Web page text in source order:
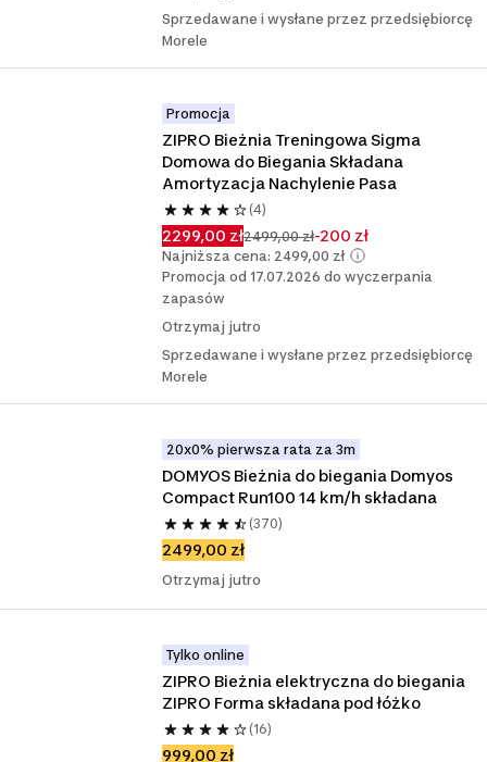
Sprzedawane i wysłane przez przedsiębiorcę
Morele
Promocja
ZIPRO Bieżnia Treningowa Sigma
Domowa do Biegania Składana
Amortyzacja Nachylenie Pasa
(4)
2299,00 zł2499,00 zł-200 zł
Najniższa cena: 2499,00 zł
Promocja od 17.07.2026 do wyczerpania
zapasów
Otrzymaj jutro
Sprzedawane i wysłane przez przedsiębiorcę
Morele
20x0% pierwsza rata za 3m
DOMYOS Bieżnia do biegania Domyos
Compact Run100 14 km/h składana
(370)
2499,00 zł
Otrzymaj jutro
Tylko online
ZIPRO Bieżnia elektryczna do biegania
ZIPRO Forma składana pod łóżko
(16)
999,00 zł